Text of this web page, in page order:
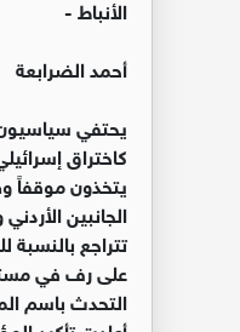
الأنباط -
أحمد الضرابعة
يحتفي سياسيون
كاختراق
يتخذون موقفاً
تتراجع بالنسبة
على رف في
التحدث باسم